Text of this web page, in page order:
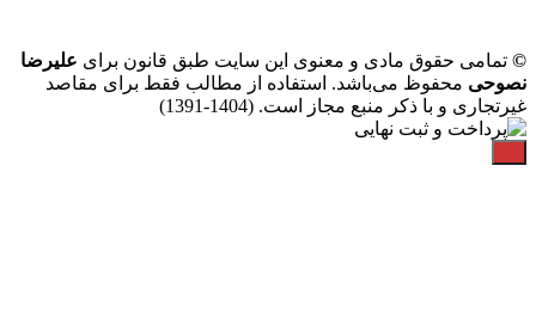
© تمامی حقوق مادی و معنوی این سایت طبق قانون برای علیرضا
نصوحی محفوظ می‌باشد. استفاده از مطالب فقط برای مقاصد
غیرتجاری و با ذکر منبع مجاز است. (1404-1391)